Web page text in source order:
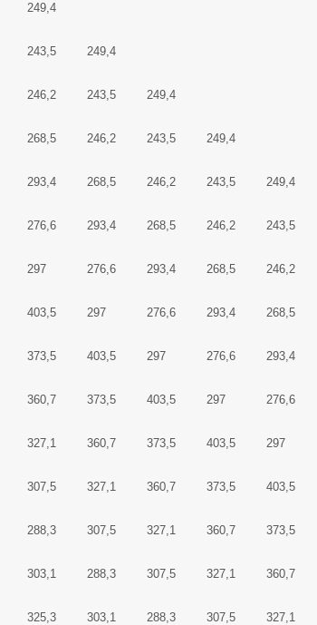
249,4
243,5 249,4
246,2 243,5 249,4
268,5 246,2 243,5 249,4
293,4 268,5 246,2 243,5 249,4
276,6 293,4 268,5 246,2 243,5
297 276,6 293,4 268,5 246,2
403,5 297 276,6 293,4 268,5
373,5 403,5 297 276,6 293,4
360,7 373,5 403,5 297 276,6
327,1 360,7 373,5 403,5 297
307,5 327,1 360,7 373,5 403,5
288,3 307,5 327,1 360,7 373,5
303,1 288,3 307,5 327,1 360,7
325,3 303,1 288,3 307,5 327,1